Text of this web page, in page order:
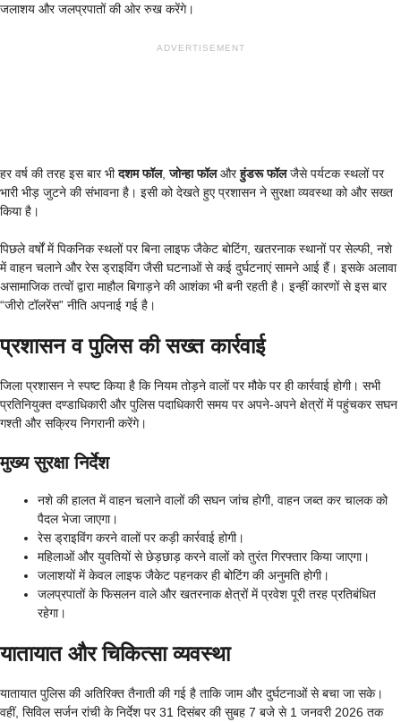
जलाशय और जलप्रपातों की ओर रुख करेंगे।
ADVERTISEMENT
हर वर्ष की तरह इस बार भीदशम फॉल,जोन्हा फॉलऔरहुंडरू फॉलजैसे पर्यटक स्थलों पर
भारी भीड़ जुटने की संभावना है। इसी को देखते हुए प्रशासन ने सुरक्षा व्यवस्था को और सख्त
किया है।
पिछले वर्षों में पिकनिक स्थलों पर बिना लाइफ जैकेट बोटिंग, खतरनाक स्थानों पर सेल्फी, नशे
में वाहन चलाने और रेस ड्राइविंग जैसी घटनाओं से कई दुर्घटनाएं सामने आई हैं। इसके अलावा
असामाजिक तत्वों द्वारा माहौल बिगाड़ने की आशंका भी बनी रहती है। इन्हीं कारणों से इस बार
“जीरो टॉलरेंस” नीति अपनाई गई है।
प्रशासन व पुलिस की सख्त कार्रवाई
जिला प्रशासन ने स्पष्ट किया है कि नियम तोड़ने वालों पर मौके पर ही कार्रवाई होगी। सभी
प्रतिनियुक्त दण्डाधिकारी और पुलिस पदाधिकारी समय पर अपने-अपने क्षेत्रों में पहुंचकर सघन
गश्ती और सक्रिय निगरानी करेंगे।
मुख्य सुरक्षा निर्देश
नशे की हालत में वाहन चलाने वालों की सघन जांच होगी, वाहन जब्त कर चालक को
पैदल भेजा जाएगा।
रेस ड्राइविंग करने वालों पर कड़ी कार्रवाई होगी।
महिलाओं और युवतियों से छेड़छाड़ करने वालों को तुरंत गिरफ्तार किया जाएगा।
जलाशयों में केवल लाइफ जैकेट पहनकर ही बोटिंग की अनुमति होगी।
जलप्रपातों के फिसलन वाले और खतरनाक क्षेत्रों में प्रवेश पूरी तरह प्रतिबंधित
रहेगा।
यातायात और चिकित्सा व्यवस्था
यातायात पुलिस की अतिरिक्त तैनाती की गई है ताकि जाम और दुर्घटनाओं से बचा जा सके।
वहीं, सिविल सर्जन रांची के निर्देश पर 31 दिसंबर की सुबह 7 बजे से 1 जनवरी 2026 तक